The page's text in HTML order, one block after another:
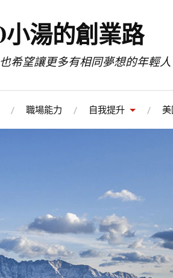
小湯的創業路
希望讓更多有相同夢想的年輕
職場能力 自我提升 美